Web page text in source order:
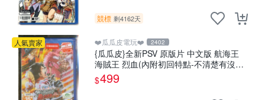
競標 剩4162天
人氣賣家 ❤️瓜瓜皮電玩❤️ 2402
{瓜瓜皮}全新PSV 原版片 中文版 航海王
海賊王 烈血(內附初回特點-不清楚有沒有
過期)(遊戲都有回收)
$499